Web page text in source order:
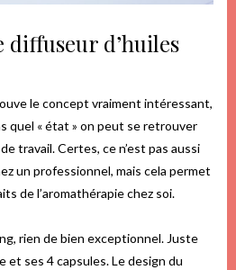
diffuseur d’huiles
le concept vraiment intéressant,
quel « état » on peut se retrouver
travail. Certes, ce n’est pas aussi
un professionnel, mais cela permet
de l’aromathérapie chez soi.
rien de bien exceptionnel. Juste
et ses 4 capsules. Le design du